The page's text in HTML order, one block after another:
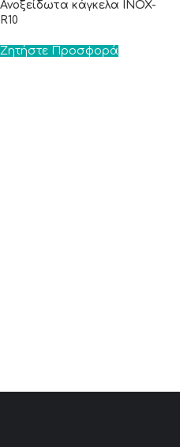
Ανοξείδωτα κάγκελα INOX-
R10
Ζητήστε Προσφορά